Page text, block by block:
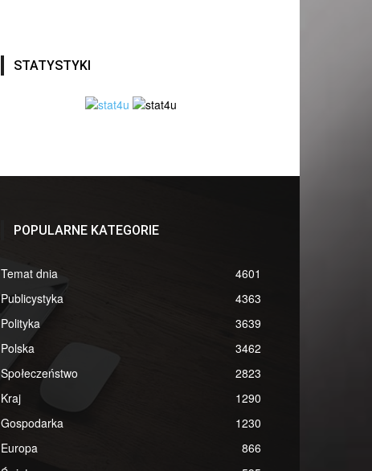
STATYSTYKI
POPULARNE KATEGORIE
Temat dnia
4601
Publicystyka
4363
Polityka
3639
Polska
3462
Społeczeństwo
2823
Kraj
1290
Gospodarka
1230
Europa
866